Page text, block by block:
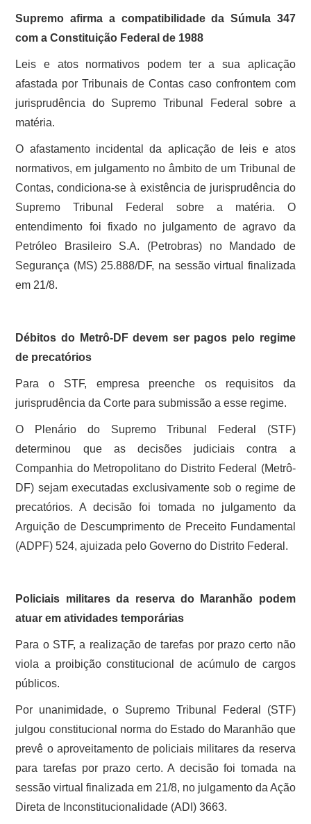
Supremo afirma a compatibilidade da Súmula 347
com a Constituição Federal de 1988
Leis e atos normativos podem ter a sua aplicação
afastada por Tribunais de Contas caso confrontem com
jurisprudência do Supremo Tribunal Federal sobre a
matéria.
O afastamento incidental da aplicação de leis e atos
normativos, em julgamento no âmbito de um Tribunal de
Contas, condiciona-se à existência de jurisprudência do
Supremo Tribunal Federal sobre a matéria. O
entendimento foi fixado no julgamento de agravo da
Petróleo Brasileiro S.A. (Petrobras) no Mandado de
Segurança (MS) 25.888/DF, na sessão virtual finalizada
em 21/8.
Débitos do Metrô-DF devem ser pagos pelo regime
de precatórios
Para o STF, empresa preenche os requisitos da
jurisprudência da Corte para submissão a esse regime.
O Plenário do Supremo Tribunal Federal (STF)
determinou que as decisões judiciais contra a
Companhia do Metropolitano do Distrito Federal (Metrô-
DF) sejam executadas exclusivamente sob o regime de
precatórios. A decisão foi tomada no julgamento da
Arguição de Descumprimento de Preceito Fundamental
(ADPF) 524, ajuizada pelo Governo do Distrito Federal.
Policiais militares da reserva do Maranhão podem
atuar em atividades temporárias
Para o STF, a realização de tarefas por prazo certo não
viola a proibição constitucional de acúmulo de cargos
públicos.
Por unanimidade, o Supremo Tribunal Federal (STF)
julgou constitucional norma do Estado do Maranhão que
prevê o aproveitamento de policiais militares da reserva
para tarefas por prazo certo. A decisão foi tomada na
sessão virtual finalizada em 21/8, no julgamento da Ação
Direta de Inconstitucionalidade (ADI) 3663.